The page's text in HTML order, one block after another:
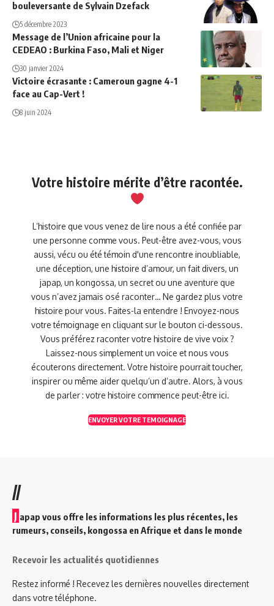
bouleversante de Sylvain Dzefack
5 décembre 2023
Message de l’Union africaine pour la
CEDEAO : Burkina Faso, Mali et Niger
30 janvier 2024
Victoire écrasante : Cameroun gagne 4-1
face au Cap-Vert !
8 juin 2024
Votre histoire mérite d’être racontée.
L’histoire que vous venez de lire nous a été confiée par
une personne comme vous. Peut-être avez-vous, vous
aussi, vécu ou été témoin d'une rencontre inoubliable,
une déception, une histoire d’amour, un fait divers, un
japap, un kongossa, un secret ou une aventure que
vous n’avez jamais osé raconter… Ne gardez plus votre
histoire pour vous. Faites-la entendre ! Envoyez-nous
votre témoignage en cliquant sur le bouton ci-dessous.
Vous préférez raconter votre histoire de vive voix ?
Laissez-nous simplement un voice et nous vous
écouterons directement. Votre histoire pourrait toucher,
inspirer ou même aider quelqu’un d’autre. Alors, à vous
de parler : votre histoire commence peut-être ici.
ENVOYER VOTRE TEMOIGNAGE
//
J apap vous offre les informations les plus récentes, les
rumeurs, conseils, kongossa en Afrique et dans le monde
Recevoir les actualités quotidiennes
Restez informé ! Recevez les dernières nouvelles directement
dans votre téléphone.